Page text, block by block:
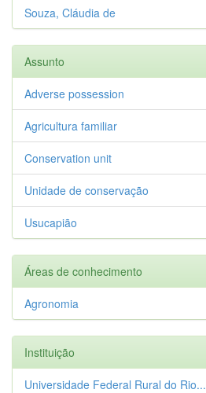
Souza, Cláudia de
Assunto
Adverse possession
Agricultura familiar
Conservation unit
Unidade de conservação
Usucapião
Áreas de conhecimento
Agronomia
Instituição
Universidade Federal Rural do Rio...